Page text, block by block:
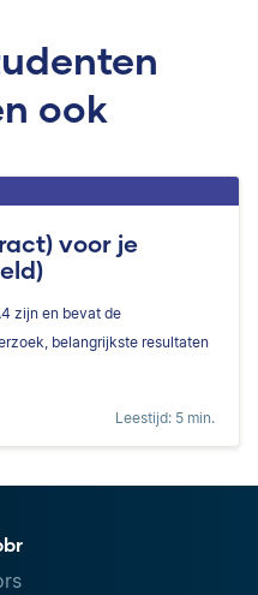
ook
voor je
zijn en bevat de
belangrijkste resultaten
Leestijd: 5 min.